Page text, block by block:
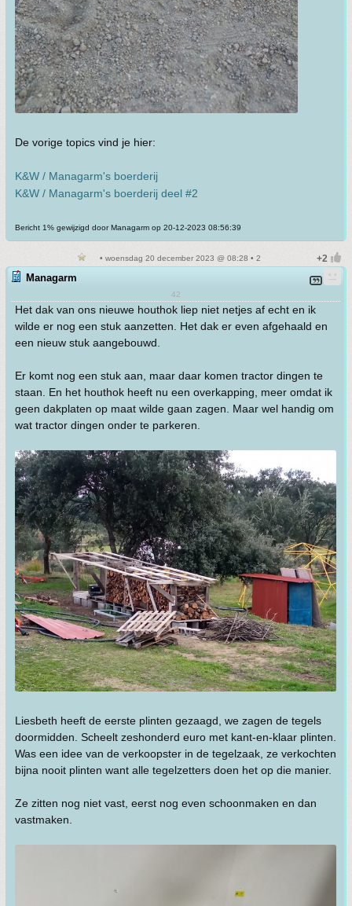
De vorige topics vind je hier:
K&W / Managarm's boerderij
K&W / Managarm's boerderij deel #2
Bericht 1% gewijzigd door Managarm op 20-12-2023 08:56:39
• woensdag 20 december 2023 @ 08:28 • 2
Managarm
42
Het dak van ons nieuwe houthok liep niet netjes af echt en ik
wilde er nog een stuk aanzetten. Het dak er even afgehaald en
een nieuw stuk aangebouwd.
Er komt nog een stuk aan, maar daar komen tractor dingen te
staan. En het houthok heeft nu een overkapping, meer omdat ik
geen dakplaten op maat wilde gaan zagen. Maar wel handig om
wat tractor dingen onder te parkeren.
Liesbeth heeft de eerste plinten gezaagd, we zagen de tegels
doormidden. Scheelt zeshonderd euro met kant-en-klaar plinten.
Was een idee van de verkoopster in de tegelzaak, ze verkochten
bijna nooit plinten want alle tegelzetters doen het op die manier.
Ze zitten nog niet vast, eerst nog even schoonmaken en dan
vastmaken.